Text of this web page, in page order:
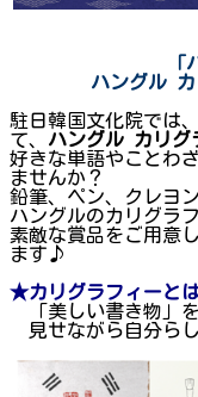
「
ハングル
駐日韓国文化院では
て、 ハングル カリグ
好きな単語やことわ
ませんか？
鉛筆、ペン、クレヨ
ハングルのカリグラ
素敵な賞品をご用意
ます♪
★カリグラフィーと
「美しい書き物」
見せながら自分ら